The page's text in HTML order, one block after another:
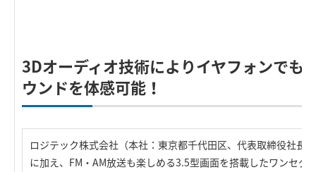
3Dオーディオ技術によりイヤフォンでも
ウンドを体感可能！
ロジテック株式会社（本社：東京都千代田区、代表取締役社長
に加え、FM・AM放送も楽しめる3.5型画面を搭載したワンセグ